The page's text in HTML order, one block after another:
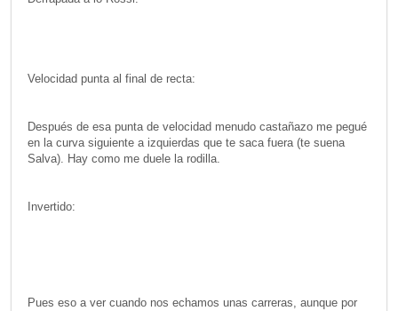
Velocidad punta al final de recta:
Después de esa punta de velocidad menudo castañazo me pegué
en la curva siguiente a izquierdas que te saca fuera (te suena
Salva). Hay como me duele la rodilla.
Invertido:
Pues eso a ver cuando nos echamos unas carreras, aunque por